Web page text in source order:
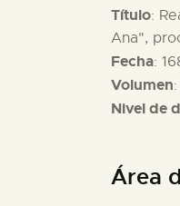
Título:
Ana",
Fecha:
Volumen
Nivel de
Área